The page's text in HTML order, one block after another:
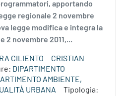
apportando
regionale 2 novembre
legge modifica e integra la
2 novembre 2011,...
CILIENTO
CRISTIAN
DIPARTIMENTO
AMBIENTE,
URBANA
Tipologia: